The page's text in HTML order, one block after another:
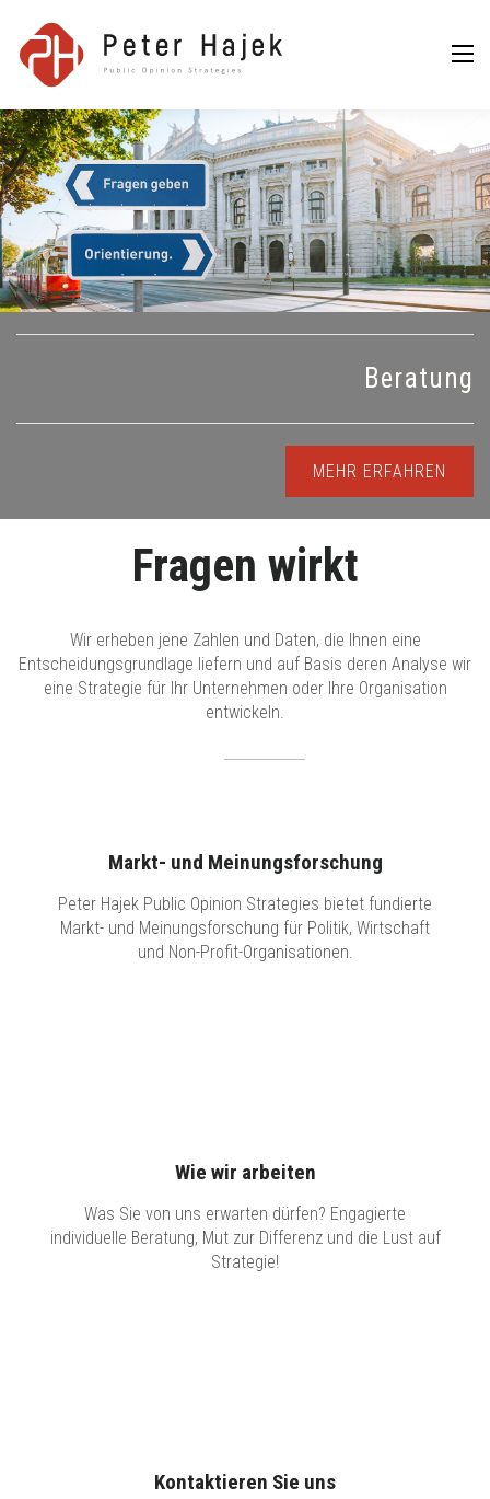
Strategies GmbH
Beratung
MEHR ERFAHREN
Fragen wirkt
Wir erheben jene Zahlen und Daten, die Ihnen eine
Entscheidungsgrundlage liefern und auf Basis deren Analyse wir
eine Strategie für Ihr Unternehmen oder Ihre Organisation
entwickeln.
Markt- und Meinungsforschung
Peter Hajek Public Opinion Strategies bietet fundierte
Markt- und Meinungsforschung für Politik, Wirtschaft
und Non-Profit-Organisationen.
Wie wir arbeiten
Was Sie von uns erwarten dürfen? Engagierte
individuelle Beratung, Mut zur Differenz und die Lust auf
Strategie!
Kontaktieren Sie uns